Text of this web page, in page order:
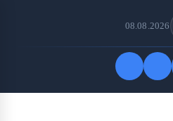
08.08.2026